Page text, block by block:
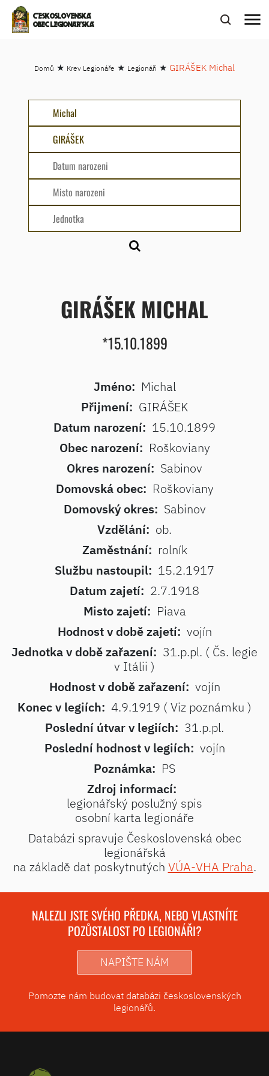
ČESKOSLOVENSKÁ
OBEC LEGIONÁŘSKÁ
menu
Domů ★ Krev Legionáře ★ Legionáři ★ GIRÁŠEK Michal
GIRÁŠEK MICHAL
*15.10.1899
Jméno: Michal
Přijmení: GIRÁŠEK
Datum narození: 15.10.1899
Obec narození: Roškoviany
Okres narození: Sabinov
Domovská obec: Roškoviany
Domovský okres: Sabinov
Vzdělání: ob.
Zaměstnání: rolník
Službu nastoupil: 15.2.1917
Datum zajetí: 2.7.1918
Misto zajetí: Piava
Hodnost v době zajetí: vojín
Jednotka v době zařazení: 31.p.pl. ( Čs. legie
v Itálii )
Hodnost v době zařazení: vojín
Konec v legiích: 4.9.1919 ( Viz poznámku )
Poslední útvar v legiích: 31.p.pl.
Poslední hodnost v legiích: vojín
Poznámka: PS
Zdroj informací:
legionářský poslužný spis
osobní karta legionáře
Databázi spravuje Československá obec
legionářská
na základě dat poskytnutých VÚA-VHA Praha.
NALEZLI JSTE SVÉHO PŘEDKA, NEBO VLASTNÍTE
POZŮSTALOST PO LEGIONÁŘI?
NAPIŠTE NÁM
Pomozte nám budovat databázi československých
legionářů.